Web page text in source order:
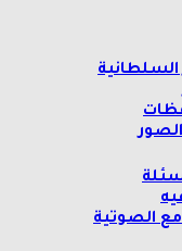
السلطانية
الصوتية